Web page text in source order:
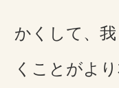
かくして、
くことがよ